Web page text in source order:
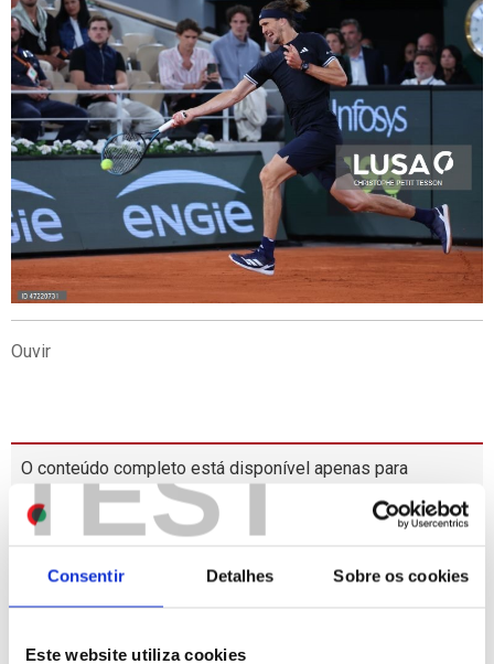
TEST
Consentir Detalhes Sobre os cookies
Este website utiliza cookies
Ouvir
O conteúdo completo está disponível apenas para
Subscritores.Entrar
1
Festas do Povo de Campo Maior arrancam no sábado